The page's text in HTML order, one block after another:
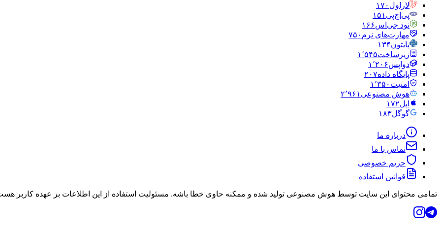
لاراول ۱۷۰
پی‌اچ‌پی ۱۵۱
نود جی‌اس۱۶۶
مهارت‌های نرم ۷۵۰
پایتون۱۳۴
زیرساخت۱٬۵۴۵
دواپس۱٬۲۰۶
پایگاه داده۲۰۷
امنیت ۱٬۳۵۰
هوش مصنوعی ۲٬۹۶۱
اپل۱۷۲
گوگل۱۸۳
درباره ما
تماس با ما
حریم خصوصی
قوانین استفاده
تمامی محتوای این سایت توسط هوش مصنوعی تولید شده و ممکنه حاوی خطا باشه. مسئولیت استفاده از این اطلاعات بر عهده کاربر